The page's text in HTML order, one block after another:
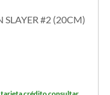
#2 (20CM)